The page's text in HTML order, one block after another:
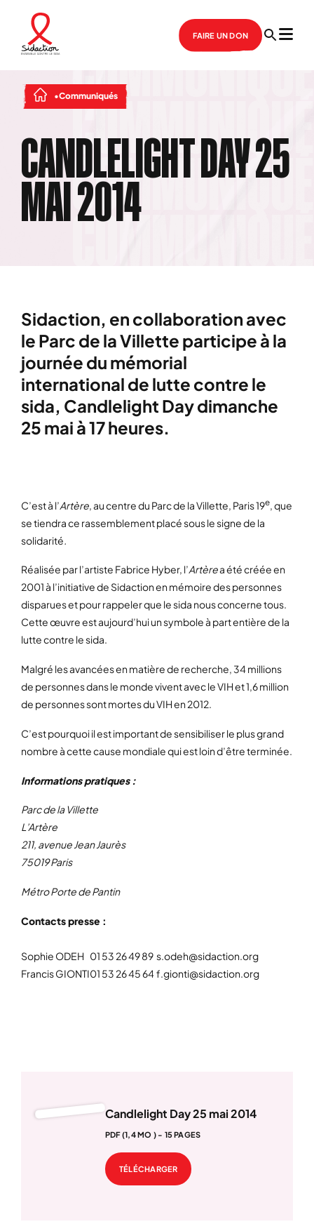
FAIRE UN DON
Communiqués
CANDLELIGHT DAY 25
MAI 2014
Sidaction, en collaboration avec
le Parc de la Villette participe à la
journée du mémorial
international de lutte contre le
sida, Candlelight Day dimanche
25 mai à 17 heures.
C’est à l’Artère, au centre du Parc de la Villette, Paris 19e, que
se tiendra ce rassemblement placé sous le signe de la
solidarité.
Réalisée par l’artiste Fabrice Hyber, l’Artèrea été créée en
2001 à l’initiative de Sidaction en mémoire des personnes
disparues et pour rappeler que le sida nous concerne tous.
Cette œuvre est aujourd’hui un symbole à part entière de la
lutte contre le sida.
Malgré les avancées en matière de recherche, 34 millions
de personnes dans le monde vivent avec le VIH et 1,6 million
de personnes sont mortes du VIH en 2012.
C’est pourquoi il est important de sensibiliser le plus grand
nombre à cette cause mondiale qui est loin d’être terminée.
Informations pratiques :
Parc de la Villette
L’Artère
211, avenue Jean Jaurès
75019 Paris
Métro Porte de Pantin
Contacts presse :
Sophie ODEH 01 53 26 49 89 s.odeh@sidaction.org
Francis GIONTI01 53 26 45 64f.gionti@sidaction.org
Candlelight Day 25 mai 2014
PDF (1,4 MO ) - 15 PAGES
TÉLÉCHARGER